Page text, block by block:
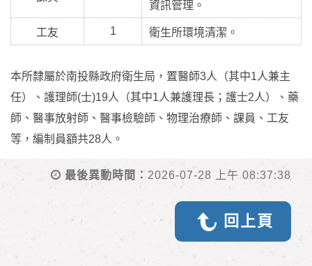
資訊管理。
工友 1 衛生所環境清潔。
本所隸屬於南投縣政府衛生局，置醫師3人（其中1人兼主
任）、護理師(士)19人（其中1人兼護理長；護士2人）、藥
師、醫事放射師、醫事檢驗師、物理治療師、課員、工友
等，編制員額共28人。
最後異動時間： 2026-07-28 上午 08:37:38
回上頁